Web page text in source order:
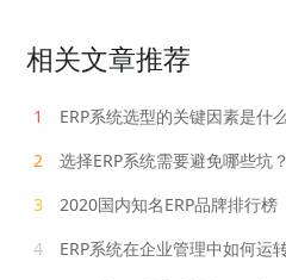
相关文章推荐
1
ERP系统选型的关键因素是什么
2
选择ERP系统需要避免哪些坑？
3
2020国内知名ERP品牌排行榜
4
ERP系统在企业管理中如何运